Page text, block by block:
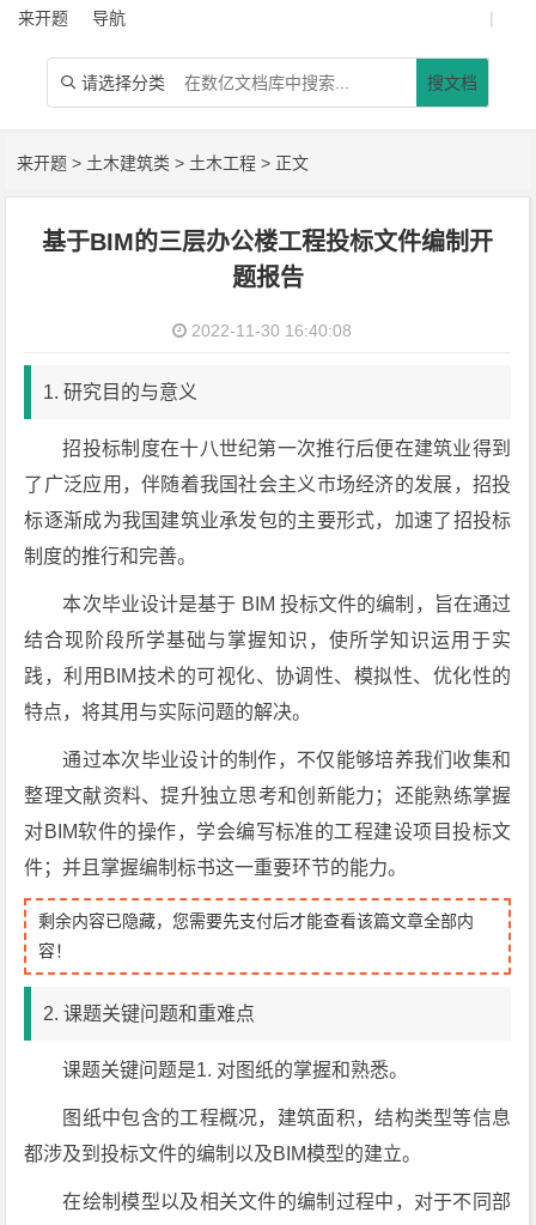
来开题 导航 |
 请选择分类 搜文档
来开题 > 土木建筑类 > 土木工程 > 正文
基于BIM的三层办公楼工程投标文件编制开
题报告
2022-11-30 16:40:08
1. 研究目的与意义
招投标制度在十八世纪第一次推行后便在建筑业得到
了广泛应用，伴随着我国社会主义市场经济的发展，招投
标逐渐成为我国建筑业承发包的主要形式，加速了招投标
制度的推行和完善。
本次毕业设计是基于 BIM 投标文件的编制，旨在通过
结合现阶段所学基础与掌握知识，使所学知识运用于实
践，利用BIM技术的可视化、协调性、模拟性、优化性的
特点，将其用与实际问题的解决。
通过本次毕业设计的制作，不仅能够培养我们收集和
整理文献资料、提升独立思考和创新能力；还能熟练掌握
对BIM软件的操作，学会编写标准的工程建设项目投标文
件；并且掌握编制标书这一重要环节的能力。
剩余内容已隐藏，您需要先支付后才能查看该篇文章全部内
容！
2. 课题关键问题和重难点
课题关键问题是1. 对图纸的掌握和熟悉。
图纸中包含的工程概况，建筑面积，结构类型等信息
都涉及到投标文件的编制以及BIM模型的建立。
在绘制模型以及相关文件的编制过程中，对于不同部